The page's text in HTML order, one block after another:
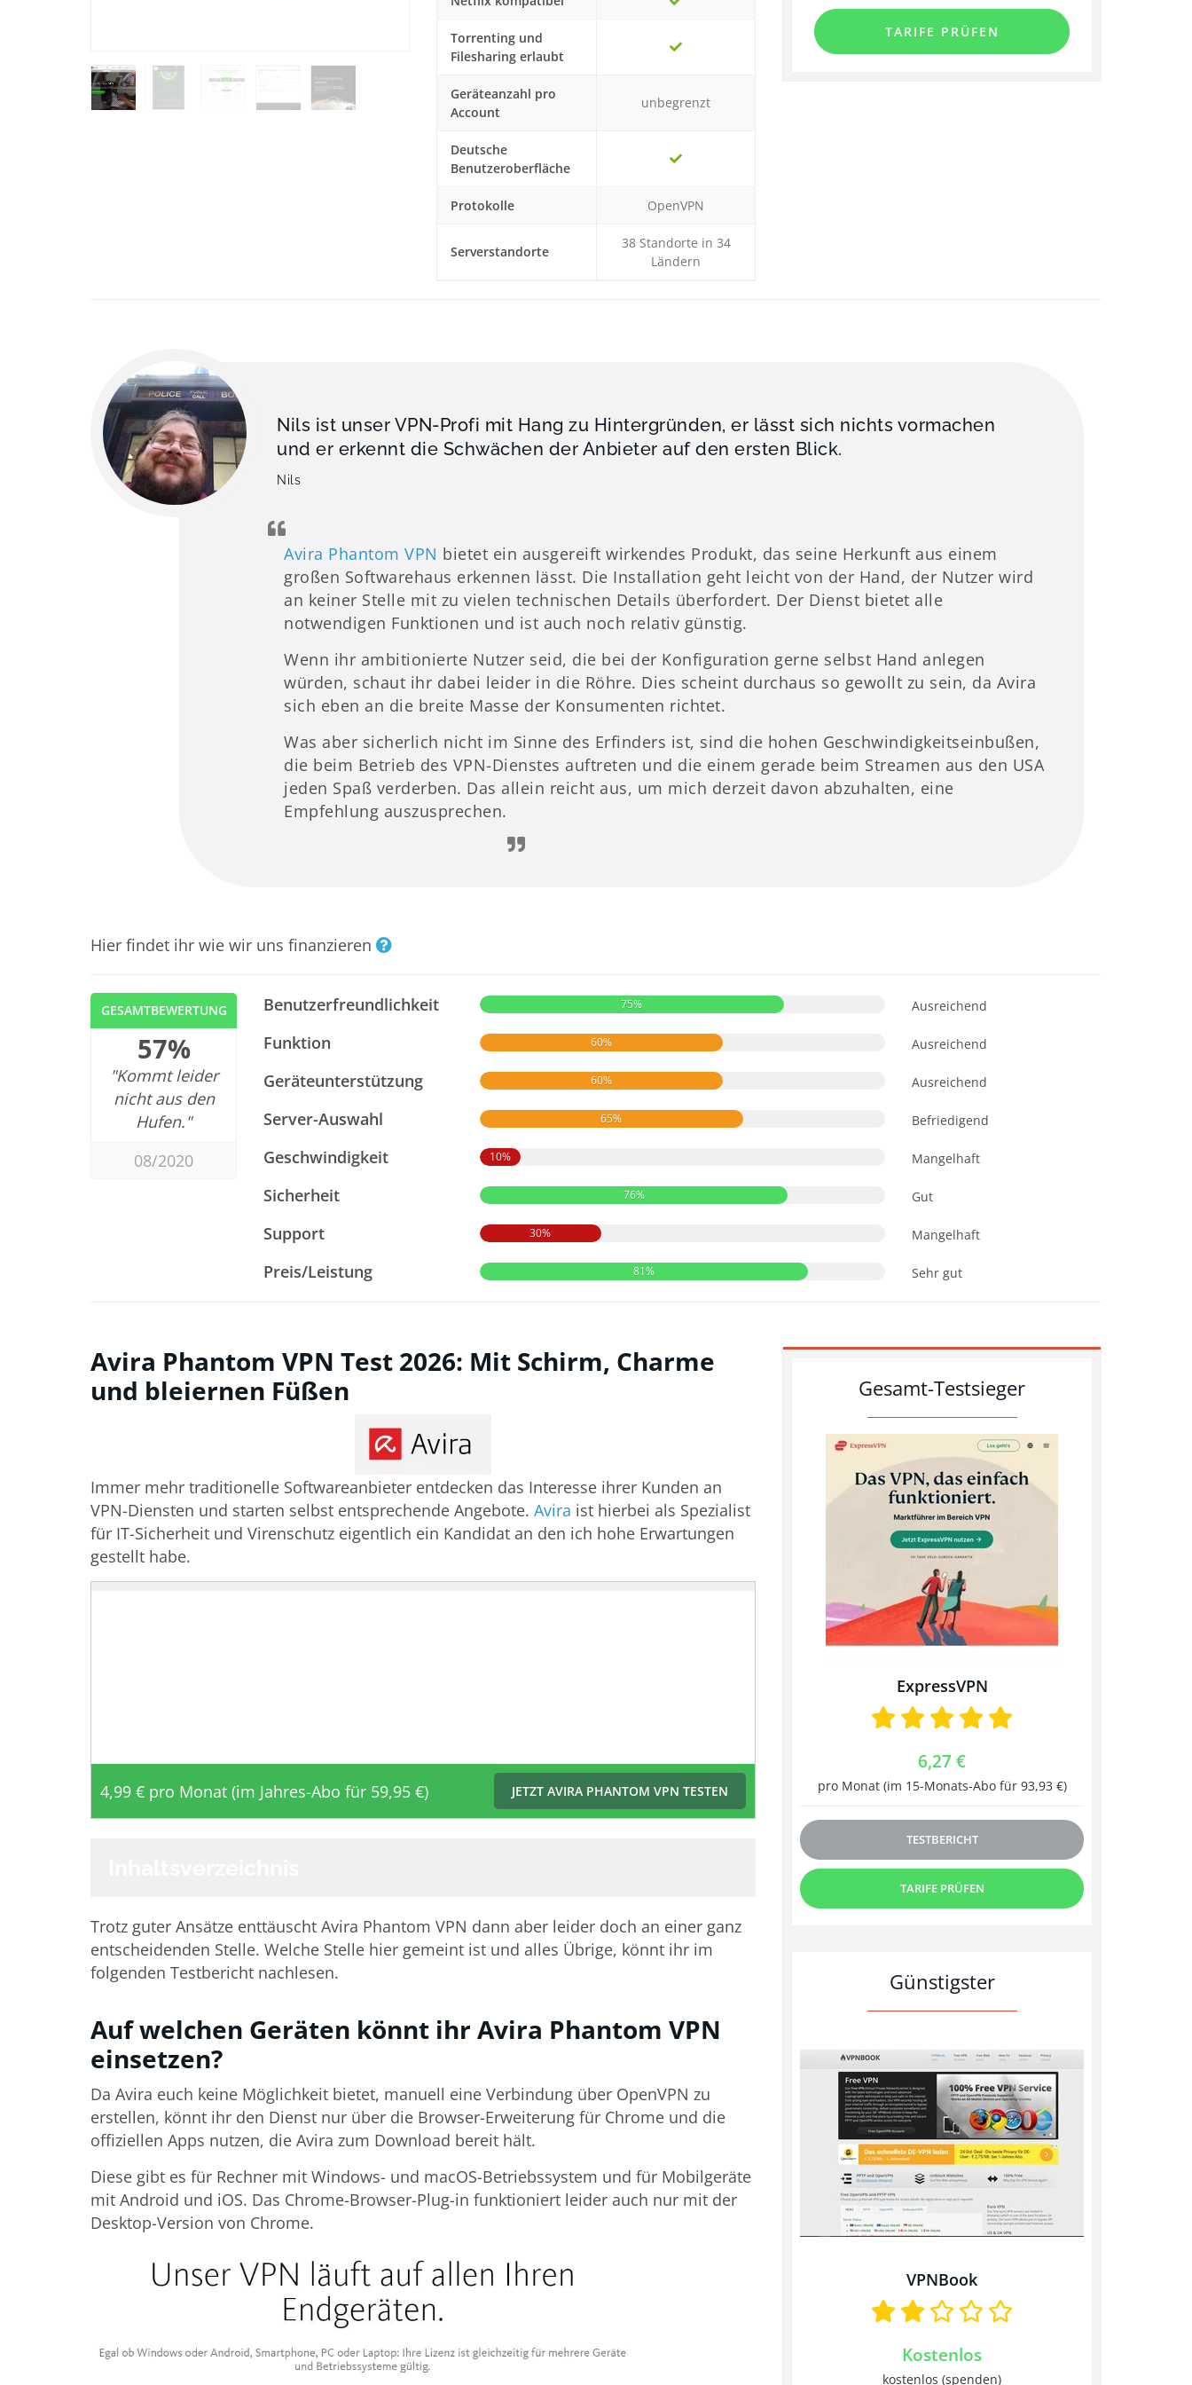
TARIFE PRÜFEN
Torrenting und
Filesharing erlaubt
Geräteanzahl pro
Account
unbegrenzt
Deutsche
Benutzeroberfläche
Protokolle OpenVPN
Serverstandorte
38 Standorte in 34
Ländern
Nils ist unser VPN-Profi mit Hang zu Hintergründen, er lässt sich nichts vormachen
und er erkennt die Schwächen der Anbieter auf den ersten Blick.
Nils
Avira Phantom VPN bietet ein ausgereift wirkendes Produkt, das seine Herkunft aus einem
großen Softwarehaus erkennen lässt. Die Installation geht leicht von der Hand, der Nutzer wird
an keiner Stelle mit zu vielen technischen Details überfordert. Der Dienst bietet alle
notwendigen Funktionen und ist auch noch relativ günstig.
Wenn ihr ambitionierte Nutzer seid, die bei der Konfiguration gerne selbst Hand anlegen
würden, schaut ihr dabei leider in die Röhre. Dies scheint durchaus so gewollt zu sein, da Avira
sich eben an die breite Masse der Konsumenten richtet.
Was aber sicherlich nicht im Sinne des Erfinders ist, sind die hohen Geschwindigkeitseinbußen,
die beim Betrieb des VPN-Dienstes auftreten und die einem gerade beim Streamen aus den USA
jeden Spaß verderben. Das allein reicht aus, um mich derzeit davon abzuhalten, eine
Empfehlung auszusprechen.
Hier findet ihr wie wir uns finanzieren
GESAMTBEWERTUNG
57%
"Kommt leider
nicht aus den
Hufen."
08/2020
Benutzerfreundlichkeit 75% Ausreichend
Funktion 60% Ausreichend
Geräteunterstützung 60% Ausreichend
Server-Auswahl 65% Befriedigend
Geschwindigkeit 10% Mangelhaft
Sicherheit 76% Gut
Support 30% Mangelhaft
Preis/Leistung 81% Sehr gut
Avira Phantom VPN Test 2026: Mit Schirm, Charme
und bleiernen Füßen
Immer mehr traditionelle Softwareanbieter entdecken das Interesse ihrer Kunden an
VPN-Diensten und starten selbst entsprechende Angebote. Avira ist hierbei als Spezialist
für IT-Sicherheit und Virenschutz eigentlich ein Kandidat an den ich hohe Erwartungen
gestellt habe.
4,99 € pro Monat (im Jahres-Abo für 59,95 €) JETZT AVIRA PHANTOM VPN TESTEN
Trotz guter Ansätze enttäuscht Avira Phantom VPN dann aber leider doch an einer ganz
entscheidenden Stelle. Welche Stelle hier gemeint ist und alles Übrige, könnt ihr im
folgenden Testbericht nachlesen.
Auf welchen Geräten könnt ihr Avira Phantom VPN
einsetzen?
Da Avira euch keine Möglichkeit bietet, manuell eine Verbindung über OpenVPN zu
erstellen, könnt ihr den Dienst nur über die Browser-Erweiterung für Chrome und die
offiziellen Apps nutzen, die Avira zum Download bereit hält.
Diese gibt es für Rechner mit Windows- und macOS-Betriebssystem und für Mobilgeräte
mit Android und iOS. Das Chrome-Browser-Plug-in funktioniert leider auch nur mit der
Desktop-Version von Chrome.
Gesamt-Testsieger
ExpressVPN
6,27 €
pro Monat (im 15-Monats-Abo für 93,93 €)
TESTBERICHT
TARIFE PRÜFEN
Günstigster
VPNBook
Kostenlos
kostenlos (spenden)